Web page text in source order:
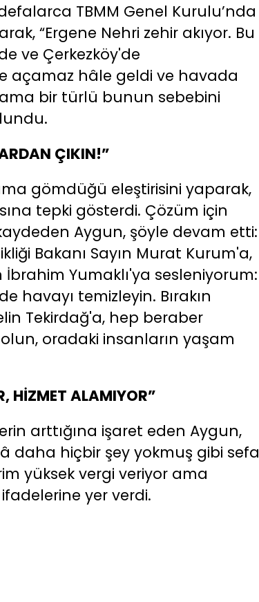
TBMM Genel Kurulu’nda
“Ergene Nehri zehir akıyor. Bu
ve Çerkezköy'de
açamaz hâle geldi ve havada
ama bir türlü bunun sebebini
ÇIKIN!”
gömdüğü eleştirisini yaparak,
tepki gösterdi. Çözüm için
Aygun, şöyle devam etti:
Bakanı Sayın Murat Kurum'a,
İbrahim Yumaklı'ya sesleniyorum:
havayı temizleyin. Bırakın
Tekirdağ'a, hep beraber
oradaki insanların yaşam
HİZMET ALAMIYOR”
arttığına işaret eden Aygun,
daha hiçbir şey yokmuş gibi sefa
yüksek vergi veriyor ama
ifadelerine yer verdi.